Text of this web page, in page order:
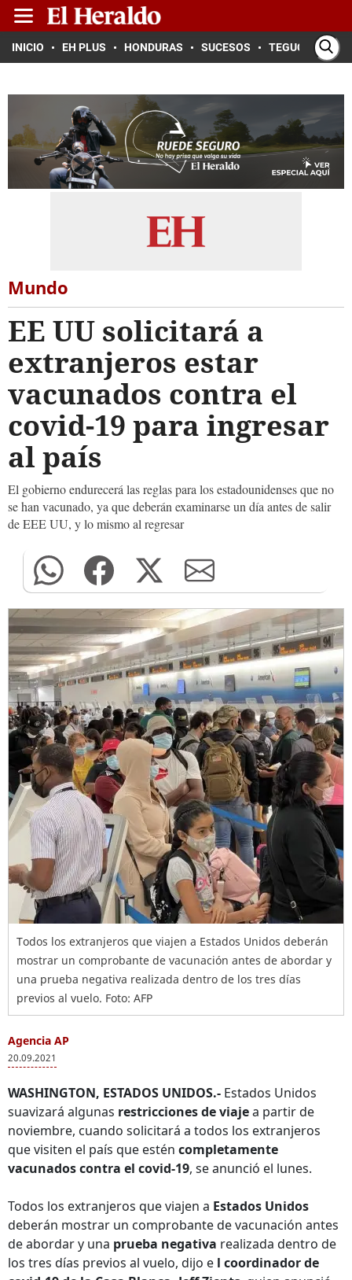
INICIO EH PLUS HONDURAS SUCESOS TEGUCIGALPA
Mundo
EE UU solicitará a
extranjeros estar
vacunados contra el
covid-19 para ingresar
al país
El gobierno endurecerá las reglas para los estadounidenses que no
se han vacunado, ya que deberán examinarse un día antes de salir
de EEE UU, y lo mismo al regresar
Todos los extranjeros que viajen a Estados Unidos deberán
mostrar un comprobante de vacunación antes de abordar y
una prueba negativa realizada dentro de los tres días
previos al vuelo. Foto: AFP
Agencia AP
20.09.2021
WASHINGTON, ESTADOS UNIDOS.- Estados Unidos
suavizará algunas restricciones de viajea partir de
noviembre, cuando solicitará a todos los extranjeros
que visiten el país que estén completamente
vacunados contra el covid-19, se anunció el lunes.
Todos los extranjeros que viajen a Estados Unidos
deberán mostrar un comprobante de vacunación antes
de abordar y una prueba negativa realizada dentro de
los tres días previos al vuelo, dijo e l coordinador de